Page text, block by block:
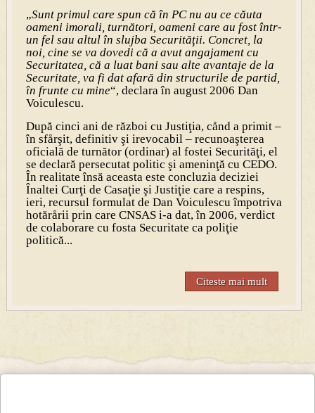
„Sunt primul care spun că în PC nu au ce căuta
oameni imorali, turnători, oameni care au fost într-
un fel sau altul în slujba Securităţii. Concret, la
noi, cine se va dovedi că a avut angajament cu
Securitatea, că a luat bani sau alte avantaje de la
Securitate, va fi dat afară din structurile de partid,
în frunte cu mine“, declara în august 2006 Dan
Voiculescu.
După cinci ani de război cu Justiţia, cånd a primit –
în sfårşit, definitiv şi irevocabil – recunoaşterea
oficială de turnător (ordinar) al fostei Securităţi, el
se declară persecutat politic şi ameninţă cu CEDO.
În realitate însă aceasta este concluzia deciziei
Înaltei Curţi de Casaţie şi Justiţie care a respins,
ieri, recursul formulat de Dan Voiculescu împotriva
hotărårii prin care CNSAS i-a dat, în 2006, verdict
de colaborare cu fosta Securitate ca poliţie
politică...
Citeste mai mult